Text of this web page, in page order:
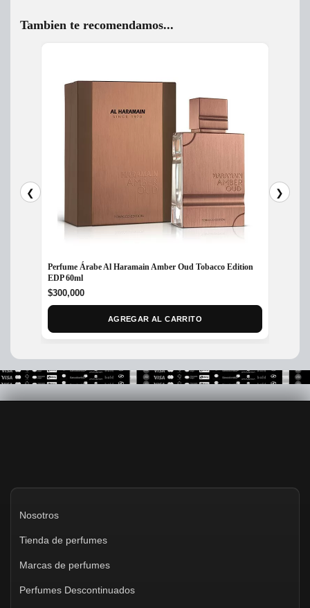
Tambien te recomendamos...
❮
Perfume Árabe Al Haramain Amber Oud Tobacco Edition
EDP 60ml
$300,000
AGREGAR AL CARRITO
❯
Nosotros
Tienda de perfumes
Marcas de perfumes
Perfumes Descontinuados